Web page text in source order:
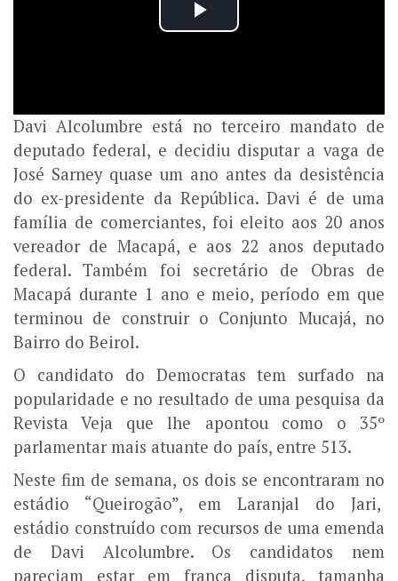
Davi Alcolumbre está no terceiro mandato de
deputado federal, e decidiu disputar a vaga de
José Sarney quase um ano antes da desistência
do ex-presidente da República. Davi é de uma
família de comerciantes, foi eleito aos 20 anos
vereador de Macapá, e aos 22 anos deputado
federal. Também foi secretário de Obras de
Macapá durante 1 ano e meio, período em que
terminou de construir o Conjunto Mucajá, no
Bairro do Beirol.
O candidato do Democratas tem surfado na
popularidade e no resultado de uma pesquisa da
Revista Veja que lhe apontou como o 35º
parlamentar mais atuante do país, entre 513.
Neste fim de semana, os dois se encontraram no
estádio “Queirogão”, em Laranjal do Jari,
estádio construído com recursos de uma emenda
de Davi Alcolumbre. Os candidatos nem
pareciam estar em franca disputa, tamanha